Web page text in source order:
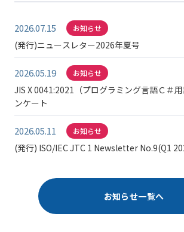
2026.07.15 お知らせ
(発行)ニュースレター2026年夏号
2026.05.19 お知らせ
JIS X 0041:2021（プログラミング言語Ｃ＃
ンケート
2026.05.11 お知らせ
(発行) ISO/IEC JTC 1 Newsletter No.9(Q1
お知らせ一覧へ